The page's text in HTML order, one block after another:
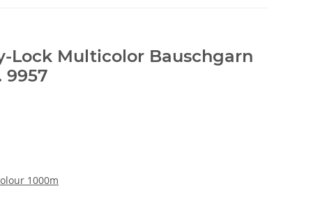
Lock Multicolor Bauschgarn
9957
1000m